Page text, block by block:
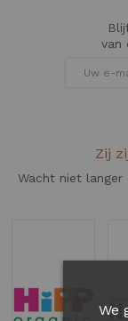
van
Zij
Wacht niet
We